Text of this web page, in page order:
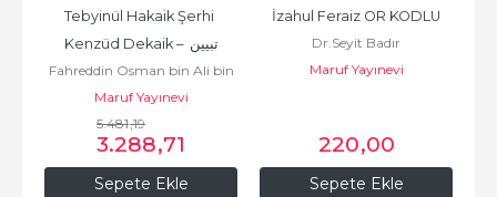
Sepete Ekle
Tebyinül Hakaik Şerhi
Kenzüd Dekaik – تبيين
الحقائق - 6  Cilt Takım
Fahreddin Osman bin Ali bin
Mihcen Ez Zeylai
Maruf Yayınevi
5.481,19
3.288,71
Sepete Ekle
İzahul Feraiz OR KODLU
Dr.Seyit Badır
Maruf Yayınevi
220,00